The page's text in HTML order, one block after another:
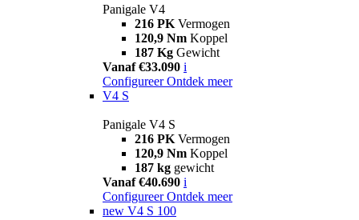
Panigale V4
216 PK Vermogen
120,9 Nm Koppel
187 Kg Gewicht
Vanaf €33.090 i
Configureer Ontdek meer
V4 S
Panigale V4 S
216 PK Vermogen
120,9 Nm Koppel
187 kg gewicht
Vanaf €40.690 i
Configureer Ontdek meer
new V4 S 100